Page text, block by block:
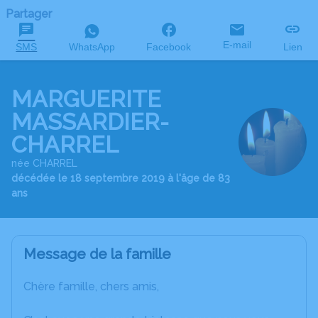
Partager
SMS WhatsApp Facebook E-mail Lien
MARGUERITE
MASSARDIER-
CHARREL
née CHARREL
décédée le 18 septembre 2019 à l'âge de 83
ans
Message de la famille
Chère famille, chers amis,